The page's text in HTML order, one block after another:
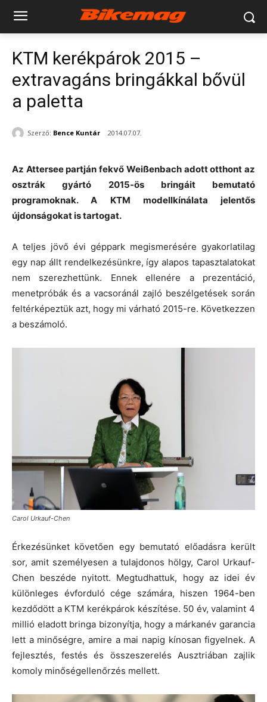
KTM kerékpárok 2015 –
extravagáns bringákkal bővül
a paletta
Szerző: Bence Kuntár 2014.07.07.
Az Attersee partján fekvő Weißenbach adott otthont az
osztrák gyártó 2015-ös bringáit bemutató
programoknak. A KTM modellkínálata jelentős
újdonságokat is tartogat.
A teljes jövő évi géppark megismerésére gyakorlatilag
egy nap állt rendelkezésünkre, így alapos tapasztalatokat
nem szerezhettünk. Ennek ellenére a prezentáció,
menetpróbák és a vacsoránál zajló beszélgetések során
feltérképeztük azt, hogy mi várható 2015-re. Következzen
a beszámoló.
Carol Urkauf-Chen
Érkezésünket követően egy bemutató előadásra került
sor, amit személyesen a tulajdonos hölgy, Carol Urkauf-
Chen beszéde nyitott. Megtudhattuk, hogy az idei év
különleges évforduló cége számára, hiszen 1964-ben
kezdődött a KTM kerékpárok készítése. 50 év, valamint 4
millió eladott bringa bizonyítja, hogy a márkanév garancia
lett a minőségre, amire a mai napig kínosan figyelnek. A
fejlesztés, festés és összeszerelés Ausztriában zajlik
komoly minőségellenőrzés mellett.